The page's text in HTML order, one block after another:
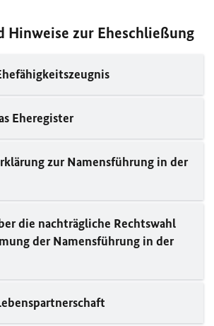
Hinweise zur Eheschließung
Eheregister
zur Namensführung in der
die nachträgliche Rechtswahl
der Namensführung in der